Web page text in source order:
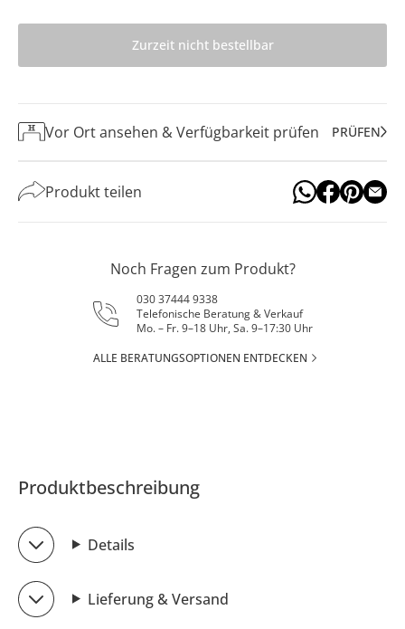
Zurzeit nicht bestellbar
Vor Ort ansehen & Verfügbarkeit prüfen PRÜFEN
Produkt teilen
Noch Fragen zum Produkt?
030 37444 9338
Telefonische Beratung & Verkauf
Mo. – Fr. 9–18 Uhr, Sa. 9–17:30 Uhr
ALLE BERATUNGSOPTIONEN ENTDECKEN
Produktbeschreibung
Details
Lieferung & Versand